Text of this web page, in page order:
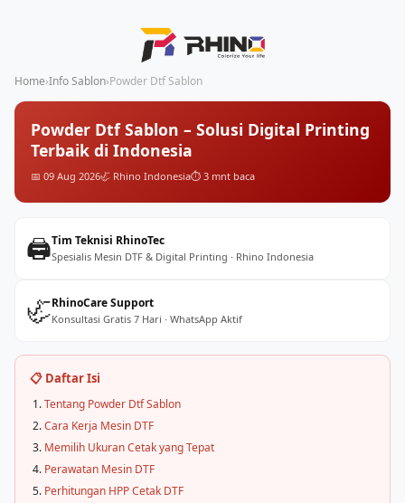
Home›Info Sablon›Powder Dtf Sablon
Powder Dtf Sablon – Solusi Digital Printing
Terbaik di Indonesia
📅 09 Aug 2026🦏 Rhino Indonesia⏱️ 3 mnt baca
🖨️Tim Teknisi RhinoTec
Spesialis Mesin DTF & Digital Printing · Rhino Indonesia
🦏RhinoCare Support
Konsultasi Gratis 7 Hari · WhatsApp Aktif
📋 Daftar Isi
Tentang Powder Dtf Sablon
Cara Kerja Mesin DTF
Memilih Ukuran Cetak yang Tepat
Perawatan Mesin DTF
Perhitungan HPP Cetak DTF